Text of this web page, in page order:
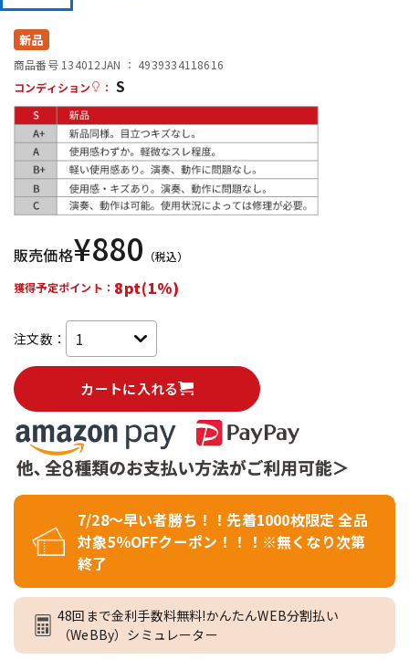
配信/ライブ機器
中古
新品
商品番号 134012JAN ： 4939334118616
コンディション
： S
販売価格¥880 （税込）
獲得予定ポイント： 8pt(1%)
注文数：
カートに入れる
7/28～早い者勝ち！！先着1000枚限定 全品
対象5％OFFクーポン！！！※無くなり次第
終了
48回まで金利手数料無料!かんたんWEB分割払い
（WeBBy）シミュレーター